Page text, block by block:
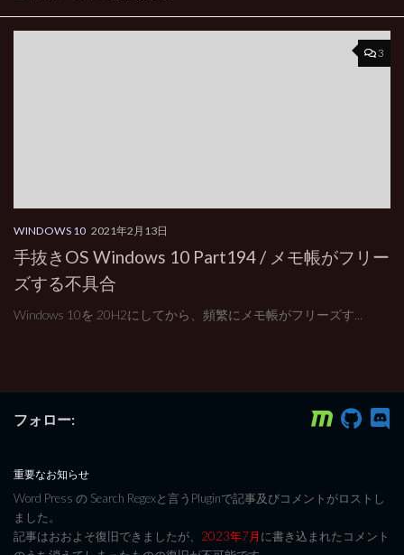
3
WINDOWS 10 2021年2月13日
手抜きOS Windows 10 Part194 / メモ帳がフリー
ズする不具合
Windows 10を 20H2にしてから、頻繁にメモ帳がフリーズす...
フォロー:
重要なお知らせ
Word Press の Search Regexと言うPluginで記事及びコメントがロストし
ました。
記事はおおよそ復旧できましたが、 2023年7月に書き込まれたコメント